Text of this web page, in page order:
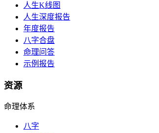
人生K线图
人生深度报告
年度报告
八字合盘
命理问答
示例报告
资源
命理体系
八字